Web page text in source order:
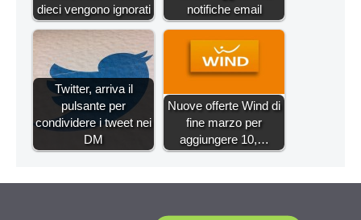
dieci vengono ignorati
notifiche email
Twitter, arriva il
pulsante per
condividere i tweet nei
DM
Nuove offerte Wind di
fine marzo per
aggiungere 10,…